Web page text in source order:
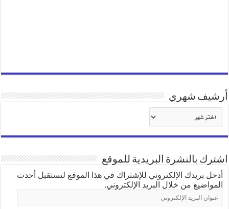
أرشيف شهري
شهري
اشترك بالنشرة البريدية للموقع
أدخل بريدك الإلكتروني للإشتراك في هذا الموقع لتستقبل أحدث
المواضيع من خلال البريد الإلكتروني.
عنوان
البريد